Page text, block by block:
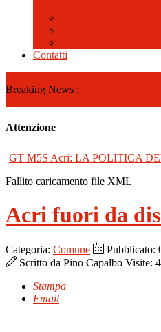
Contatti
Breaking News :
GT M5S Acri: LA POLITICA
Attenzione
Fallito caricamento file XML
Acri fuori da
Categoria: Comune
Pubblicato:
Scritto da Pino Capalbo Visite:
Stampa
Email